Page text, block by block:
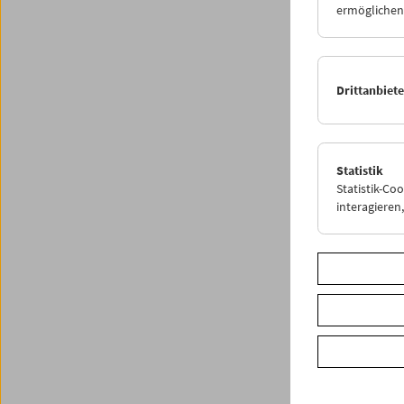
Statistik
Statistik-